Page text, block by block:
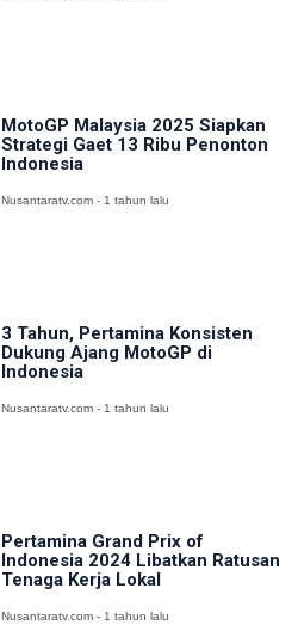
MotoGP Malaysia 2025 Siapkan
Strategi Gaet 13 Ribu Penonton
Indonesia
Nusantaratv.com - 1 tahun lalu
3 Tahun, Pertamina Konsisten
Dukung Ajang MotoGP di
Indonesia
Nusantaratv.com - 1 tahun lalu
Pertamina Grand Prix of
Indonesia 2024 Libatkan Ratusan
Tenaga Kerja Lokal
Nusantaratv.com - 1 tahun lalu